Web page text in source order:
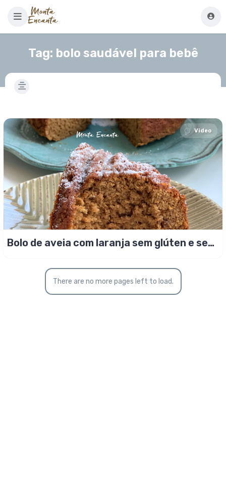
Tag: bolo saudável para bebê
Video
Bolo de aveia com laranja sem glúten e sem
There are no more pages left to load.